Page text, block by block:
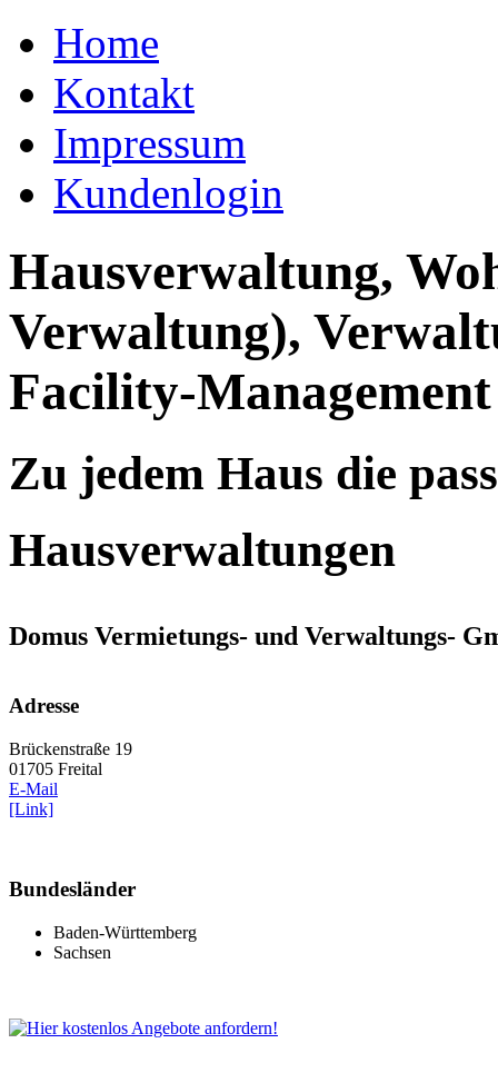
Home
Kontakt
Impressum
Kundenlogin
Hausverwaltung,
Verwaltung),
Facility-Management
Zu jedem Haus die
Hausverwaltungen
Domus Vermietungs- und Verwaltungs-
Adresse
Brückenstraße 19
01705 Freital
E-Mail
[Link]
Bundesländer
Baden-Württemberg
Sachsen